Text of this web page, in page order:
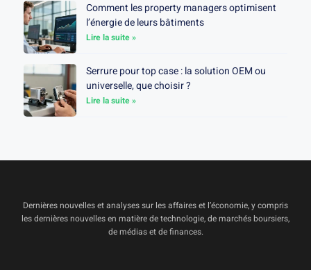
Comment les property managers optimisent
l’énergie de leurs bâtiments
Lire la suite »
Serrure pour top case : la solution OEM ou
universelle, que choisir ?
Lire la suite »
Dernières nouvelles et analyses sur les affaires et l’économie, y compris
les dernières nouvelles en matière de technologie, de marchés boursiers,
de médias et de finances.